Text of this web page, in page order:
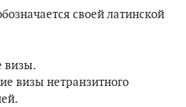
своей латинской
визы.
визы нетранзитного